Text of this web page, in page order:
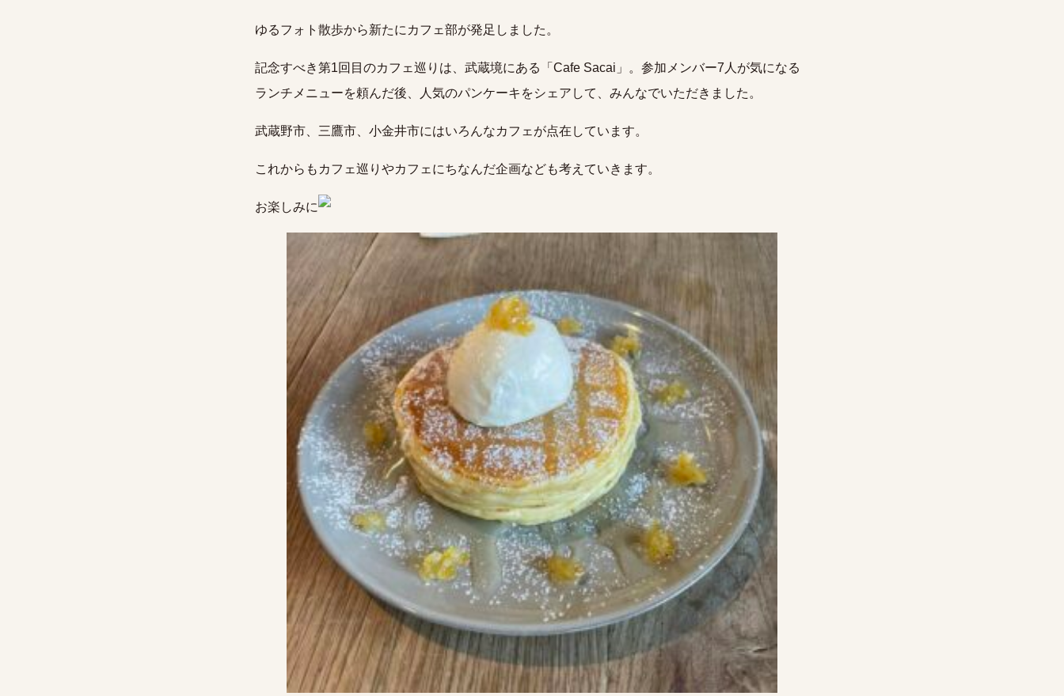
ゆるフォト散歩から新たにカフェ部が発足しました。
記念すべき第1回目のカフェ巡りは、武蔵境にある「Cafe Sacai」。参加メンバー7人が気になる
ランチメニューを頼んだ後、人気のパンケーキをシェアして、みんなでいただきました。
武蔵野市、三鷹市、小金井市にはいろんなカフェが点在しています。
これからもカフェ巡りやカフェにちなんだ企画なども考えていきます。
お楽しみに